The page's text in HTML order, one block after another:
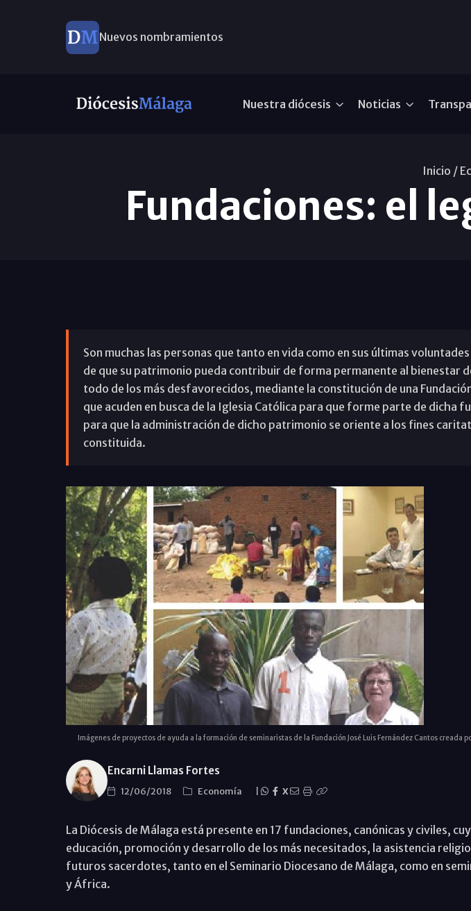
Nuevos nombramientos
Nuestra diócesis Noticias
Inicio /
Fundaciones: el
Son muchas las personas que tanto en vida como en sus últimas
de que su patrimonio pueda contribuir de forma permanente al bienestar
todo de los más desfavorecidos, mediante la constitución de una
que acuden en busca de la Iglesia Católica para que forme parte de dicha
para que la administración de dicho patrimonio se oriente a los fines
constituida.
Imágenes de proyectos de ayuda a la formación de seminaristas de la Fundación José Luis Fernández Cantos creada
Encarni Llamas Fortes
12/06/2018 Economí­a X
La Diócesis de Málaga está presente en 17 fundaciones, canónicas y civiles,
educación, promoción y desarrollo de los más necesitados, la asistencia
futuros sacerdotes, tanto en el Seminario Diocesano de Málaga, como en
y África.